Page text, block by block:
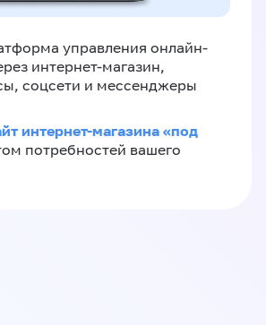
управления онлайн-
интернет-магазин,
соцсети и мессенджеры
интернет-магазина «под
потребностей вашего